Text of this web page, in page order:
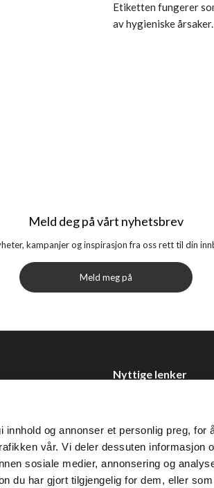
og annonser et personlig preg, for
vår. Vi deler dessuten informasjon
sosiale medier, annonsering og
du har gjort tilgjengelig for dem, eller
Etiketten fungerer
av hygieniske årsaker.
Meld deg på vårt nyhetsbrev
kampanjer og inspirasjon fra oss rett til din
Meld meg på
Nyttige lenker
Åpenhetsloven